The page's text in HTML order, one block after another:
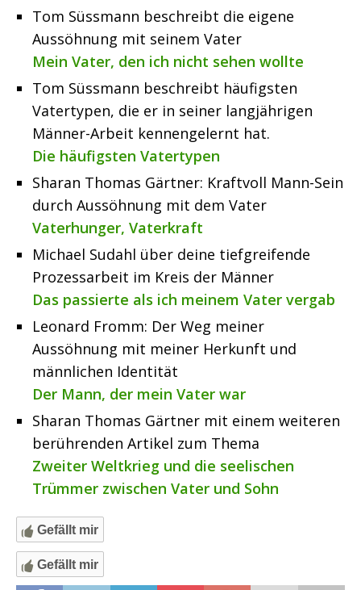
Tom Süssmann beschreibt die eigene
Aussöhnung mit seinem Vater
Mein Vater, den ich nicht sehen wollte
Tom Süssmann beschreibt häufigsten
Vatertypen, die er in seiner langjährigen
Männer-Arbeit kennengelernt hat.
Die häufigsten Vatertypen
Sharan Thomas Gärtner: Kraftvoll Mann-Sein
durch Aussöhnung mit dem Vater
Vaterhunger, Vaterkraft
Michael Sudahl über deine tiefgreifende
Prozessarbeit im Kreis der Männer
Das passierte als ich meinem Vater vergab
Leonard Fromm: Der Weg meiner
Aussöhnung mit meiner Herkunft und
männlichen Identität
Der Mann, der mein Vater war
Sharan Thomas Gärtner mit einem weiteren
berührenden Artikel zum Thema
Zweiter Weltkrieg und die seelischen
Trümmer zwischen Vater und Sohn
Gefällt mir
Gefällt mir